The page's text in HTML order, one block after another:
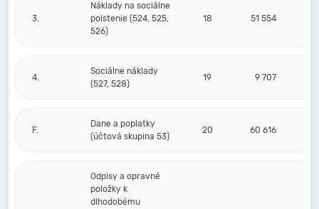
3.
Náklady na sociálne
poistenie (524, 525,
526)
18 51 554
4.
Sociálne náklady
(527, 528)
19 9 707
F.
Dane a poplatky
(účtová skupina 53)
20 60 616
Odpisy a opravné
položky k
dlhodobému